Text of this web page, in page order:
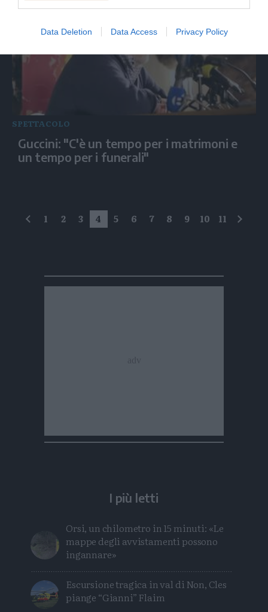
Data Deletion Data Access Privacy Policy
SPETTACOLO
Guccini: "C'è un tempo per i matrimoni e
un tempo per i funerali"
precedente
1 2 3 4 5 6 7 8 9 10 11
I più letti
Orsi, un chilometro in 15 minuti: «Le
mappe degli avvistamenti possono
ingannare»
Escursione tragica in val di Non, Cles
piange “Gianni” Flaim